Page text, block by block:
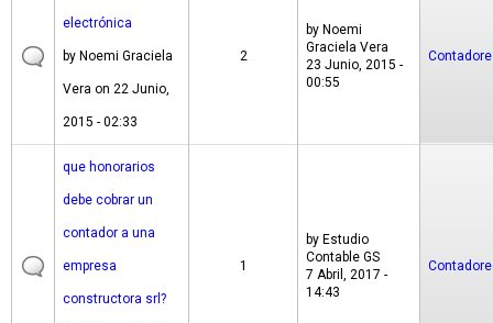
electrónica
by Noemi Graciela
Vera on 22 Junio,
2015 - 02:33
2
by Noemi
Graciela Vera
23 Junio, 2015 -
00:55
que honorarios
debe cobrar un
contador a una
empresa
constructora srl?
1
by Estudio
Contable GS
7 Abril, 2017 -
14:43